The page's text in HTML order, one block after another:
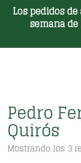
Los pedidos
semana
Pedro
Quirós
Mostrando los 3